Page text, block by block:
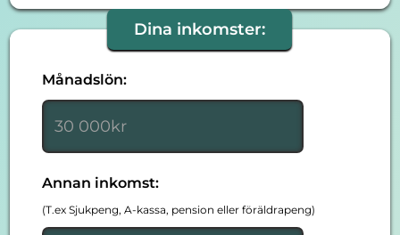
Dina inkomster:
Månadslön:
Annan inkomst:
(T.ex Sjukpeng, A-kassa, pension eller föräldrapeng)